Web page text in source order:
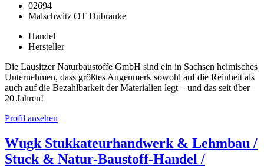
02694
Malschwitz OT Dubrauke
Handel
Hersteller
Die Lausitzer Naturbaustoffe GmbH sind ein in Sachsen heimisches
Unternehmen, dass größtes Augenmerk sowohl auf die Reinheit als
auch auf die Bezahlbarkeit der Materialien legt – und das seit über
20 Jahren!
Profil ansehen
Wugk Stukkateurhandwerk & Lehmbau /
Stuck & Natur-Baustoff-Handel /